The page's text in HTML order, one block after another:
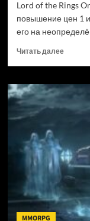
Lord of the Rings
повышение цен 1
его на
Читать далее
Lord
the
цен
MMORPG